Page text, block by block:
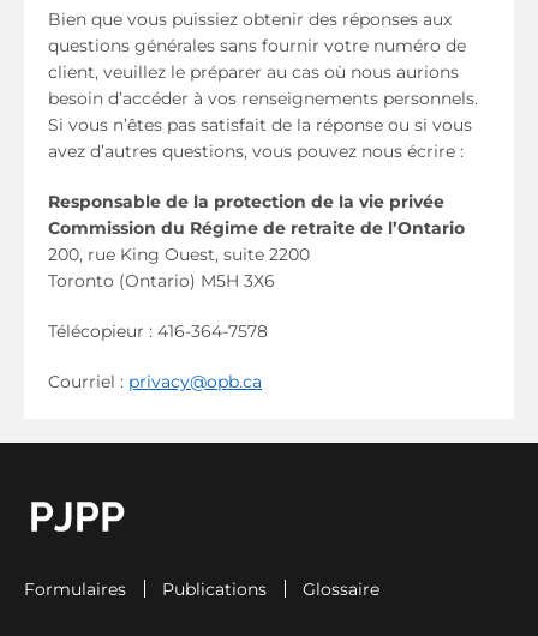
Bien que vous puissiez obtenir des réponses aux
questions générales sans fournir votre numéro de
client, veuillez le préparer au cas où nous aurions
besoin d’accéder à vos renseignements personnels.
Si vous n’êtes pas satisfait de la réponse ou si vous
avez d’autres questions, vous pouvez nous écrire :
Responsable de la protection de la vie privée
Commission du Régime de retraite de l’Ontario
200, rue King Ouest, suite 2200
Toronto (Ontario) M5H 3X6
Télécopieur : 416-364-7578
Courriel : privacy@opb.ca
go to OPB home page
Formulaires Publications Glossaire